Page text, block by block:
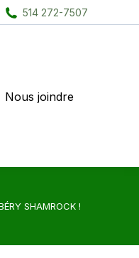
514 272-7507
Nous joindre
SHAMROCK !